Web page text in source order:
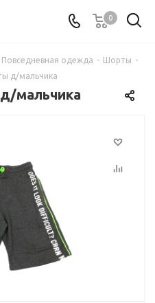
0
Повседневная одежда - Шорты -
д/мальчика
мальчика